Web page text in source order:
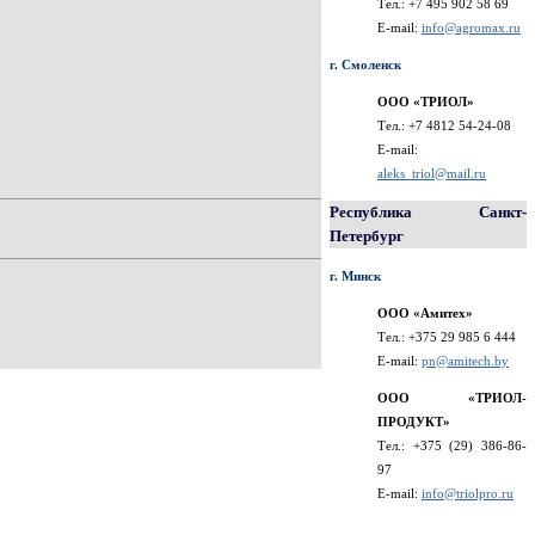
Тел.: +7 495 902 58 69
E-mail: info@agromax.ru
г. Смоленск
ООО «ТРИОЛ»
Тел.: +7 4812 54-24-08
E-mail:
aleks_triol@mail.ru
Республика Санкт-
Петербург
г. Минск
ООО «Амитех»
Тел.: +375 29 985 6 444
E-mail: pn@amitech.by
ООО «ТРИОЛ-
ПРОДУКТ»
Тел.: +375 (29) 386-86-
97
E-mail: info@triolpro.ru